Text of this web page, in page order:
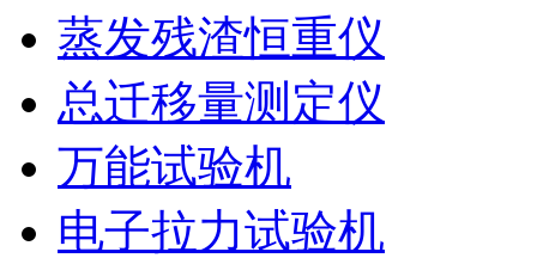
蒸发残渣恒重仪
总迁移量测定仪
万能试验机
电子拉力试验机